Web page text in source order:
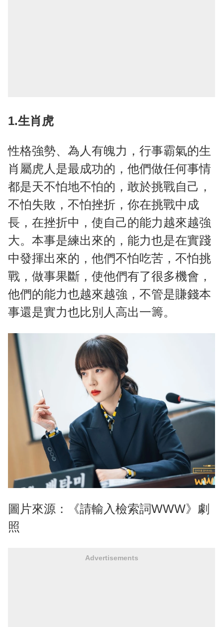
1.生肖虎
性格強勢、為人有魄力，行事霸氣的生
肖屬虎人是最成功的，他們做任何事情
都是天不怕地不怕的，敢於挑戰自己，
不怕失敗，不怕挫折，你在挑戰中成
長，在挫折中，使自己的能力越來越強
大。本事是練出來的，能力也是在實踐
中發揮出來的，他們不怕吃苦，不怕挑
戰，做事果斷，使他們有了很多機會，
他們的能力也越來越強，不管是賺錢本
事還是實力也比別人高出一籌。
圖片來源：《請輸入檢索詞WWW》劇
照
Advertisements